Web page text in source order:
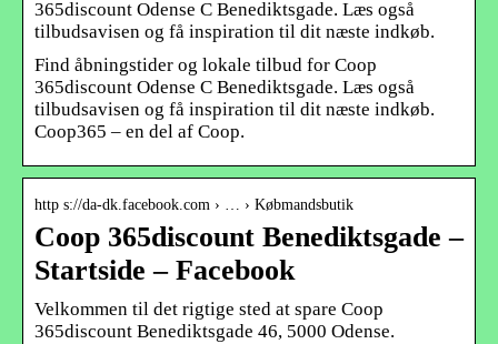
365discount Odense C Benediktsgade. Læs også
tilbudsavisen og få inspiration til dit næste indkøb.
Find åbningstider og lokale tilbud for Coop
365discount Odense C Benediktsgade. Læs også
tilbudsavisen og få inspiration til dit næste indkøb.
Coop365 – en del af Coop.
http s://da-dk.facebook.com › … › Købmandsbutik
Coop 365discount Benediktsgade –
Startside – Facebook
Velkommen til det rigtige sted at spare Coop
365discount Benediktsgade 46, 5000 Odense.